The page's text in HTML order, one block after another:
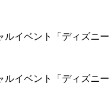
イベント「ディズニ
イベント「ディズニ